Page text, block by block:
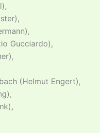
Gucciardo),
(Helmut Engert),